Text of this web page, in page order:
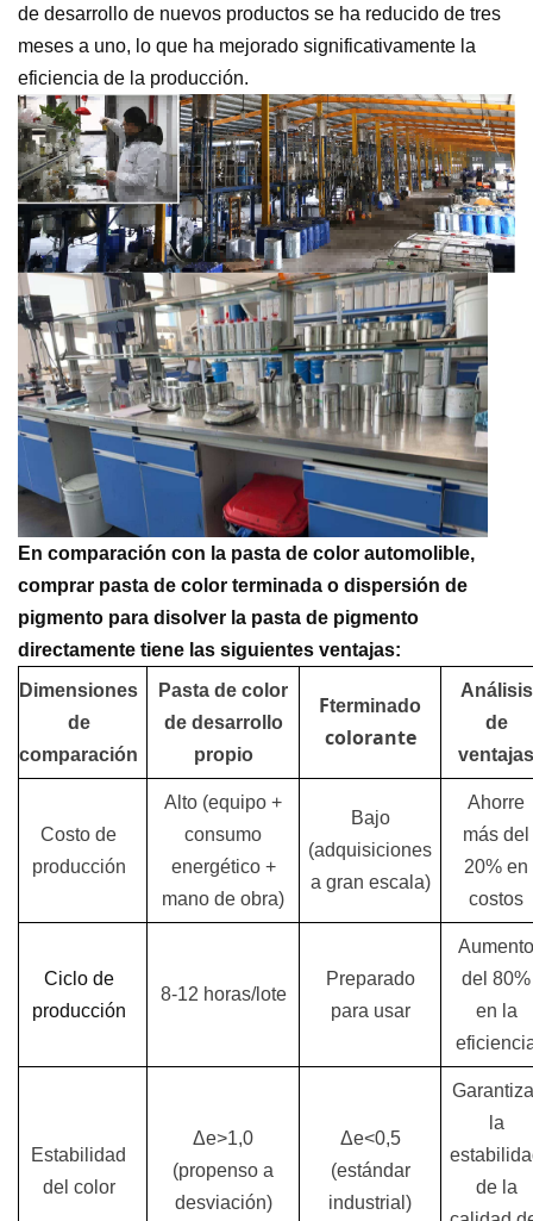
de desarrollo de nuevos productos se ha reducido de tres
meses a uno, lo que ha mejorado significativamente la
eficiencia de la producción.
En comparación con la pasta de color automolible,
comprar pasta de color terminada o dispersión de
pigmento para disolver la pasta de pigmento
directamente tiene las siguientes ventajas:
Dimensiones
de
comparación
Pasta de color
de desarrollo
propio
Fterminado
colorante
Análisis
de
ventajas
Costo de
producción
Alto (equipo +
consumo
energético +
mano de obra)
Bajo
(adquisiciones
a gran escala)
Ahorre
más del
20% en
costos
Ciclo de
producción
8-12 horas/lote
Preparado
para usar
Aumento
del 80%
en la
Estabilidad
del color
Δe>1,0
(propenso a
desviación)
Δe<0,5
(estándar
industrial)
la
de la